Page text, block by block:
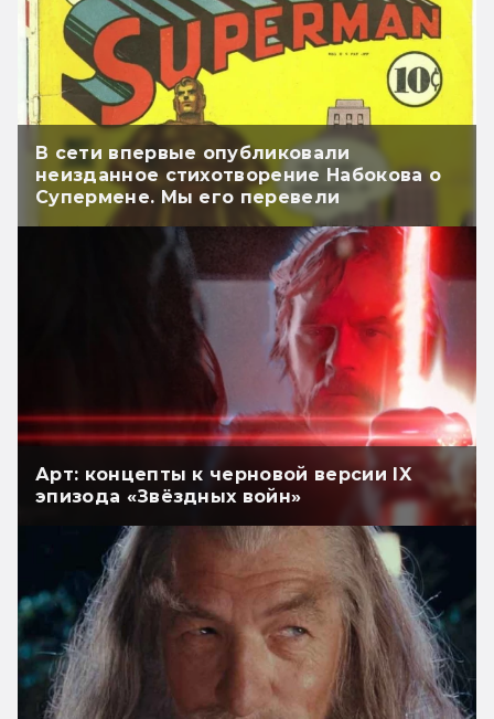
В сети впервые опубликовали
неизданное стихотворение Набокова о
Супермене. Мы его перевели
Арт: концепты к черновой версии IX
эпизода «Звёздных войн»